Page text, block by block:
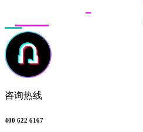
咨询热线
400 622 6167